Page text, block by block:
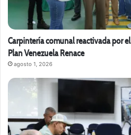
Carpintería comunal reactivada por
Plan Venezuela Renace
agosto 1, 2026